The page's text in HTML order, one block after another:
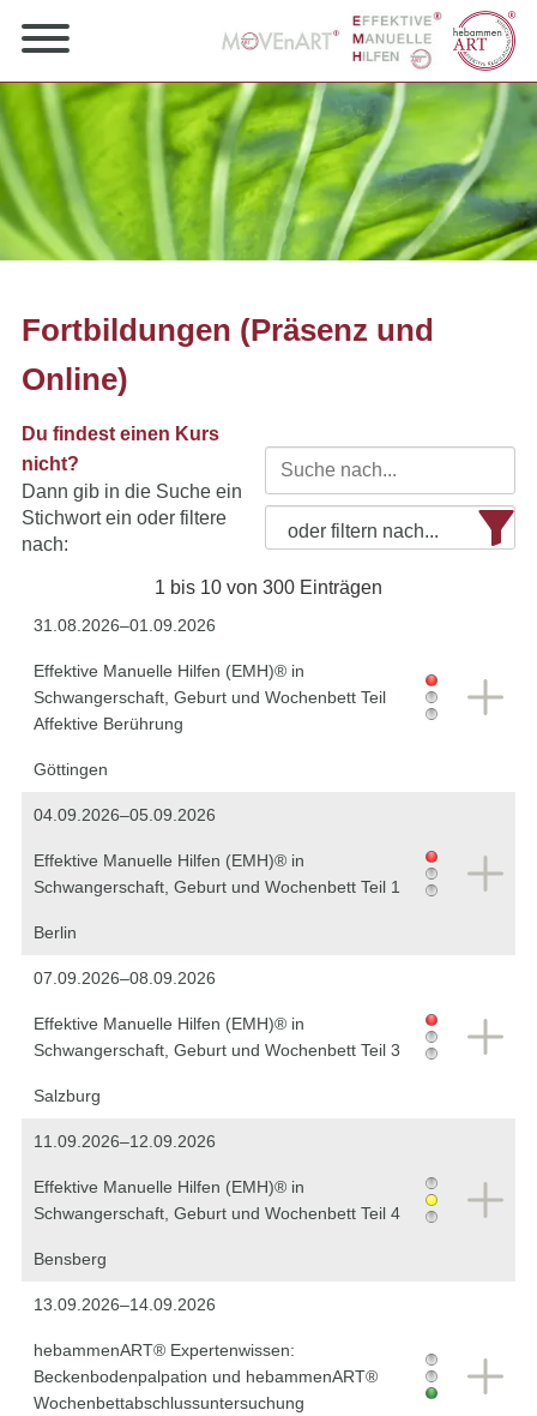
Fortbildungen (Präsenz und
Online)
Du findest einen Kurs
nicht?
Dann gib in die Suche ein
Stichwort ein oder filtere
nach:
oder filtern nach...
1 bis 10 von 300 Einträgen
31.08.2026–01.09.2026
Effektive Manuelle Hilfen (EMH)® in
Schwangerschaft, Geburt und Wochenbett Teil
Affektive Berührung
Göttingen
04.09.2026–05.09.2026
Effektive Manuelle Hilfen (EMH)® in
Schwangerschaft, Geburt und Wochenbett Teil 1
Berlin
07.09.2026–08.09.2026
Effektive Manuelle Hilfen (EMH)® in
Schwangerschaft, Geburt und Wochenbett Teil 3
Salzburg
11.09.2026–12.09.2026
Effektive Manuelle Hilfen (EMH)® in
Schwangerschaft, Geburt und Wochenbett Teil 4
Bensberg
13.09.2026–14.09.2026
hebammenART® Expertenwissen:
Beckenbodenpalpation und hebammenART®
Wochenbettabschlussuntersuchung